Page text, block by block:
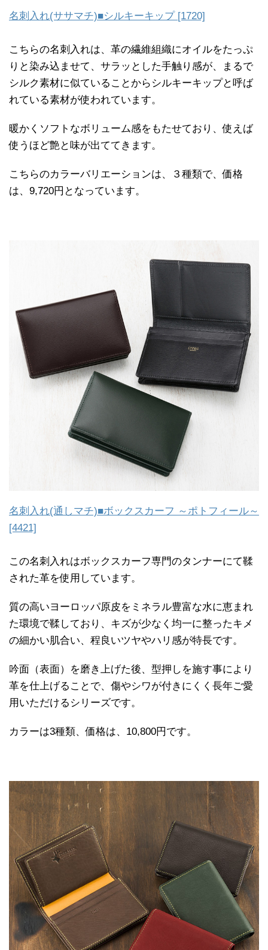
名刺入れ(ササマチ)■シルキーキップ [1720]
こちらの名刺入れは、革の繊維組織にオイルをたっぷ
りと染み込ませて、サラッとした手触り感が、まるで
シルク素材に似ていることからシルキーキップと呼ば
れている素材が使われています。
暖かくソフトなボリューム感をもたせており、使えば
使うほど艶と味が出ててきます。
こちらのカラーバリエーションは、３種類で、価格
は、9,720円となっています。
名刺入れ(通しマチ)■ボックスカーフ ～ポトフィール～
[4421]
この名刺入れはボックスカーフ専門のタンナーにて鞣
された革を使用しています。
質の高いヨーロッパ原皮をミネラル豊富な水に恵まれ
た環境で鞣しており、キズが少なく均一に整ったキメ
の細かい肌合い、程良いツヤやハリ感が特長です。
吟面（表面）を磨き上げた後、型押しを施す事により
革を仕上げることで、傷やシワが付きにくく長年ご愛
用いただけるシリーズです。
カラーは3種類、価格は、10,800円です。